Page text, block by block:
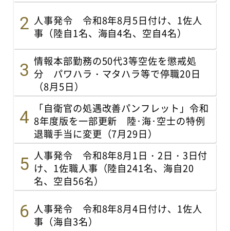
人事発令 令和8年8月5日付け、1佐人
事（陸自1名、海自4名、空自4名）
情報本部勤務の50代3等空佐を懲戒処
分 パワハラ・マタハラ等で停職20日
（8月5日）
「自衛官の処遇改善パンフレット」令和
8年度版を一部更新 陸･海･空士の特例
退職手当に変更（7月29日）
人事発令 令和8年8月1日・2日・3日付
け、1佐職人事（陸自241名、海自20
名、空自56名）
人事発令 令和8年8月4日付け、1佐人
事（海自3名）